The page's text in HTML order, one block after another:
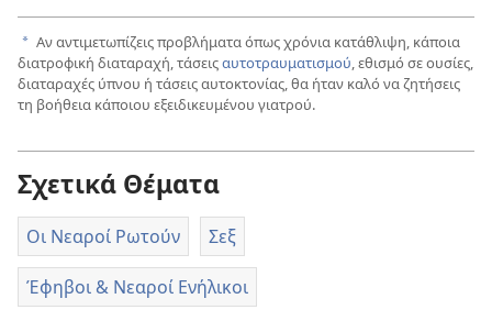
a Αν αντιμετωπίζεις προβλήματα όπως χρόνια κατάθλιψη, κάποια
διατροφική διαταραχή, τάσειςαυτοτραυματισμού, εθισμό σε ουσίες,
διαταραχές ύπνου ή τάσεις αυτοκτονίας, θα ήταν καλό να ζητήσεις
τη βοήθεια κάποιου εξειδικευμένου γιατρού.
Σχετικά Θέματα
Οι Νεαροί Ρωτούν Σεξ
Έφηβοι & Νεαροί Ενήλικοι